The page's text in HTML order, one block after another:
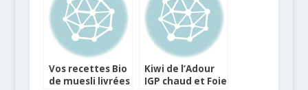
Vos recettes Bio
de muesli livrées
Kiwi de l’Adour
IGP chaud et Foie